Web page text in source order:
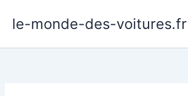
le-monde-des-voitures.fr